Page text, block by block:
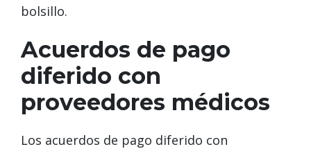
bolsillo.
Acuerdos de pago
diferido con
proveedores médicos
Los acuerdos de pago diferido con